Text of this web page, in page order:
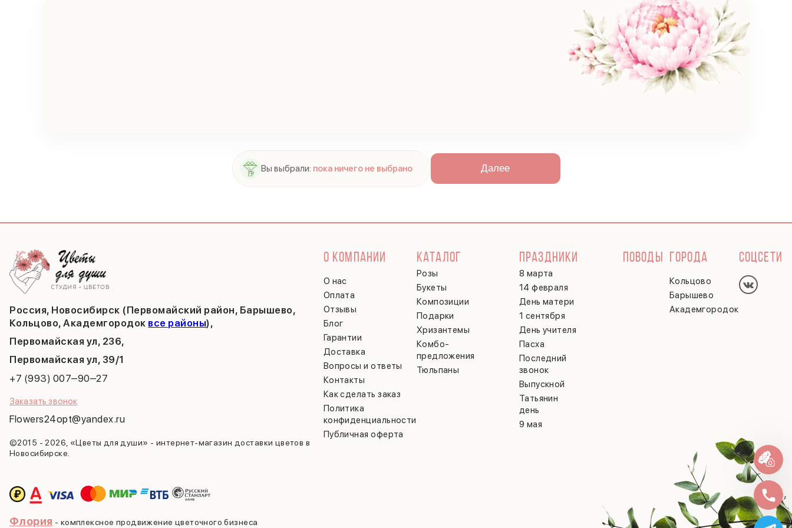
Вы выбрали: пока ничего не выбрано Далее
Россия, Новосибирск (Первомайский район, Барышево,
Кольцово, Академгородок все районы),
Первомайская ул, 236,
​Первомайская ул, 39/1
+7 (993) 007‒90‒27
Заказать звонок
Flowers24opt@yandex.ru
©2015 - 2026, «Цветы для души» - интернет-магазин доставки цветов в
Новосибирске.
О КОМПАНИИ
О нас
Оплата
Отзывы
Блог
Гарантии
Доставка
Вопросы и ответы
Контакты
Как сделать заказ
Политика
конфиденциальности
Публичная оферта
КАТАЛОГ
Розы
Букеты
Композиции
Подарки
Хризантемы
Комбо-
предложения
Тюльпаны
ПРАЗДНИКИ
8 марта
14 февраля
День матери
1 сентября
День учителя
Пасха
Последний
звонок
Выпускной
Татьянин
день
9 мая
ПОВОДЫ ГОРОДА
Кольцово
Барышево
Академгородок
СОЦСЕТИ
Флория - комплексное продвижение цветочного бизнеса